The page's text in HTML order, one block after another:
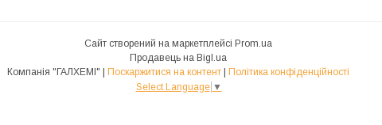
Сайт створений на маркетплейсі Prom.ua
Продавець на Bigl.ua
Поскаржитися на контент
Політика конфіденційності
Select Language ▼